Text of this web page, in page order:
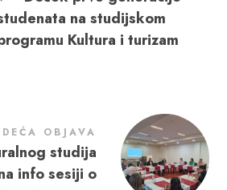
na studijskom
Kultura i turizam
OBJAVA
studija
info sesiji o